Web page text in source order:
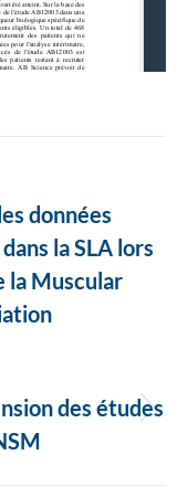
données
la SLA lors
la Muscular
des études